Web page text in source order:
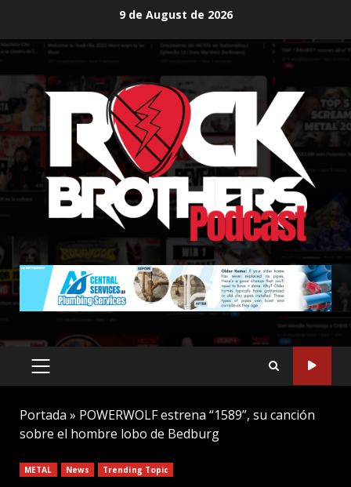
content
9 de August de 2026
PRIMARY
MENU
Portada » POWERWOLF estrena “1589”, su canción
sobre el hombre lobo de Bedburg
METAL News Trending Topic